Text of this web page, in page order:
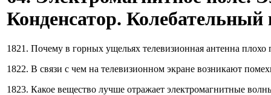
Конденсатор. Колебательный
1821. Почему в горных ущельях телевизионная антенна плохо
1822. В связи с чем на телевизионном экране возникают
1823. Какое вещество лучше отражает электромагнитные